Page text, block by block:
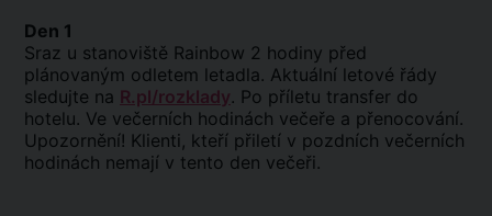
Den 1
Sraz u stanoviště Rainbow 2 hodiny před
plánovaným odletem letadla. Aktuální letové řády
sledujte na R.pl/rozklady. Po příletu transfer do
hotelu. Ve večerních hodinách večeře a přenocování.
Upozornění! Klienti, kteří přiletí v pozdních večerních
hodinách nemají v tento den večeři.